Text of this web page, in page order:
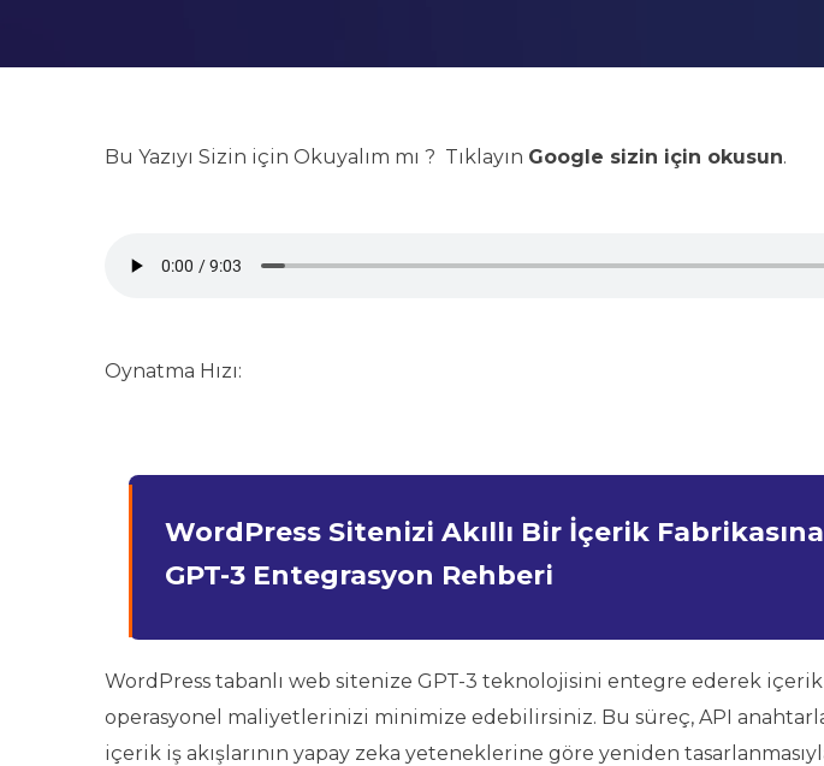
Bu Yazıyı Sizin için Okuyalım mı ? Tıklayın Google sizin için okusun.
Oynatma Hızı:
WordPress Sitenizi Akıllı Bir İçerik
GPT-3 Entegrasyon Rehberi
WordPress tabanlı web sitenize GPT-3 teknolojisini entegre ederek içerik
operasyonel maliyetlerinizi minimize edebilirsiniz. Bu süreç, API
içerik iş akışlarının yapay zeka yeteneklerine göre yeniden